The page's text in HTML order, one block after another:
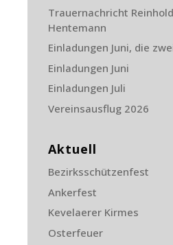
Trauernachricht Reinhold
Hentemann
Einladungen Juni, die
Einladungen Juni
Einladungen Juli
Vereinsausflug 2026
Aktuell
Bezirksschützenfest
Ankerfest
Kevelaerer Kirmes
Osterfeuer